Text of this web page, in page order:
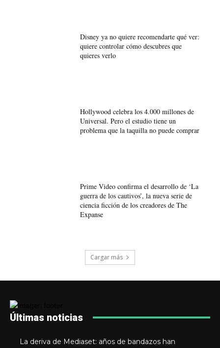
Disney ya no quiere recomendarte qué ver:
quiere controlar cómo descubres que
quieres verlo
Hollywood celebra los 4.000 millones de
Universal. Pero el estudio tiene un
problema que la taquilla no puede comprar
Prime Video confirma el desarrollo de ‘La
guerra de los cautivos’, la nueva serie de
ciencia ficción de los creadores de The
Expanse
Cargar más
Últimas noticias
La deriva de Mediaset: años de bandazos han